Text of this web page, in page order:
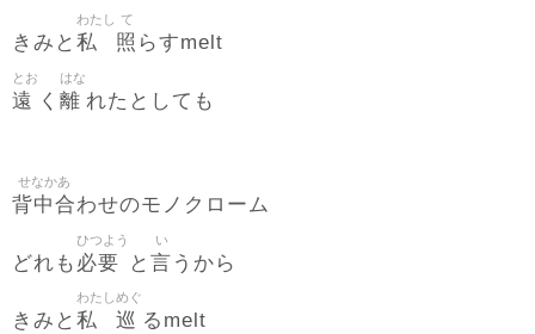
きみと 私
わたし
照
て
らすmelt
遠
とお
く 離
はな
れたとしても
背中合
せなかあ
わせのモノクローム
どれも 必要
ひつよう
と 言
い
うから
きみと 私
わたし
巡
めぐ
るmelt